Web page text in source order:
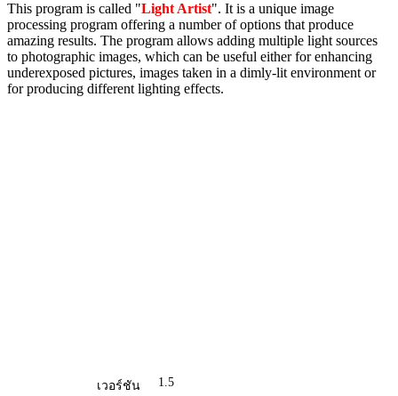
This program is called "Light Artist". It is a unique image
processing program offering a number of options that produce
amazing results. The program allows adding multiple light sources
to photographic images, which can be useful either for enhancing
underexposed pictures, images taken in a dimly-lit environment or
for producing different lighting effects.
เวอร์ชัน 1.5